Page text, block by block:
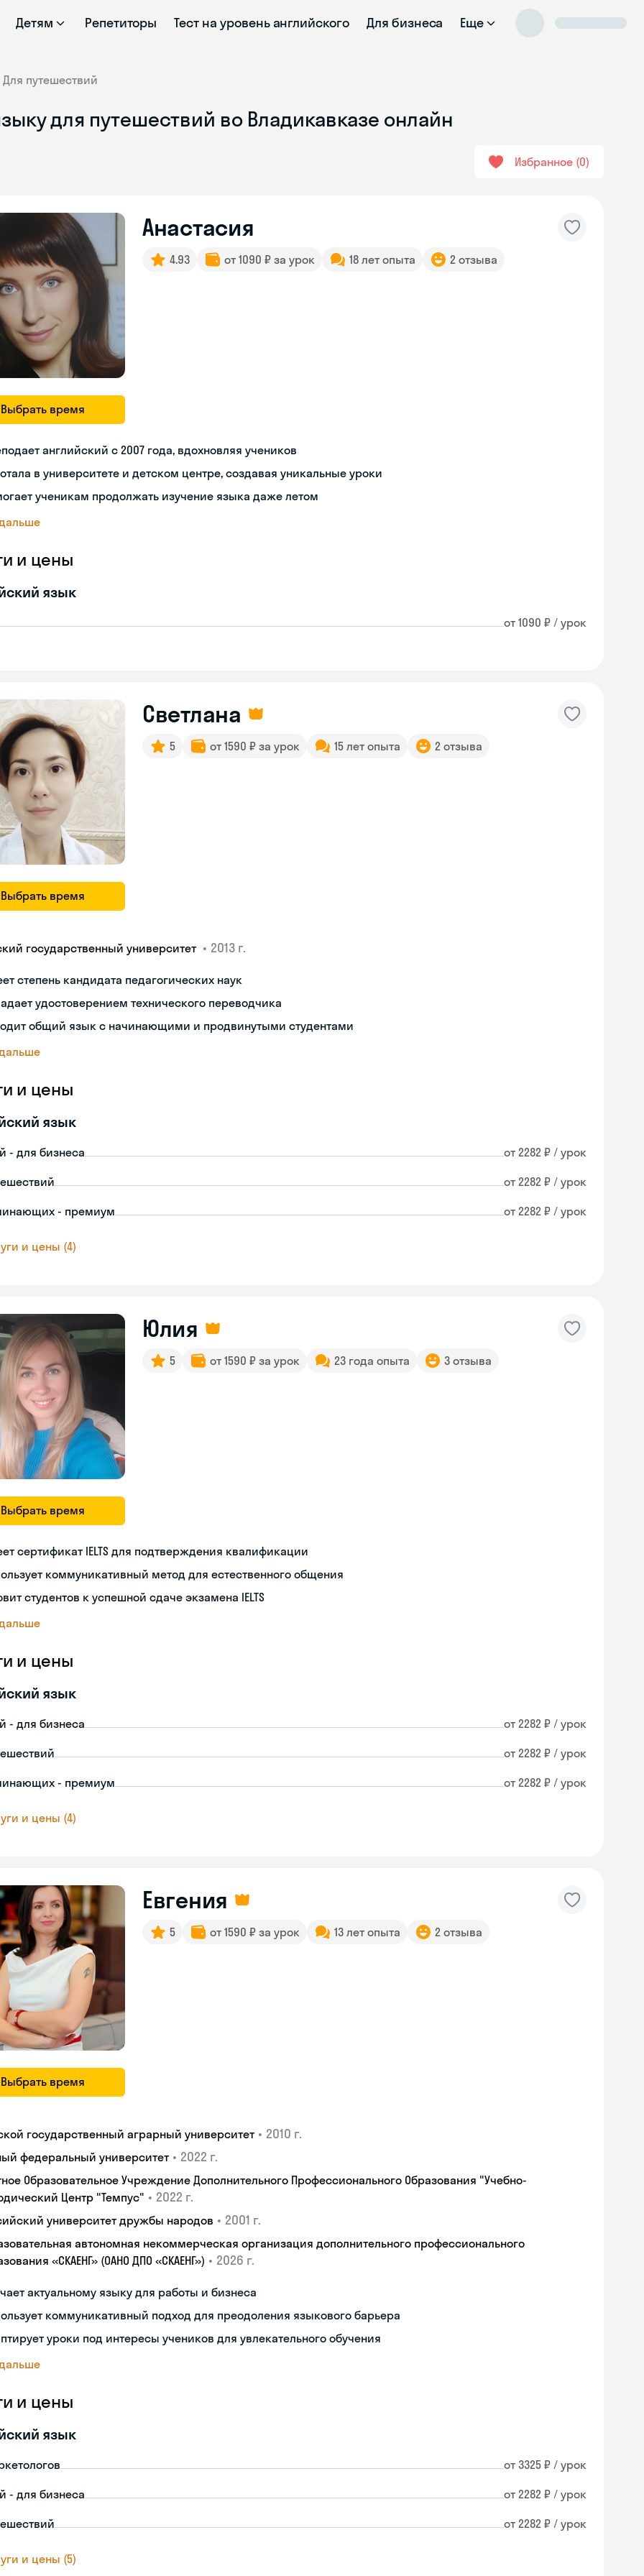
Детям Репетиторы Тест на уровень английского Для бизнеса Еще
Для путешествий
для путешествий во Владикавказе онлайн
Избранное 0
Выбрать время
Анастасия
4.93 от 1090 ₽ за урок 18 лет опыта 2 отзыва
английский с 2007 года, вдохновляя учеников
в университете и детском центре, создавая уникальные уроки
ученикам продолжать изучение языка даже летом
и цены
язык
от 1090 ₽ / урок
Выбрать время
Светлана
5 от 1590 ₽ за урок 15 лет опыта 2 отзыва
государственный университет • 2013 г.
степень кандидата педагогических наук
удостоверением технического переводчика
общий язык с начинающими и продвинутыми студентами
и цены
язык
- для бизнеса от 2282 ₽ / урок
от 2282 ₽ / урок
- премиум от 2282 ₽ / урок
и цены (4)
Выбрать время
Юлия
5 от 1590 ₽ за урок 23 года опыта 3 отзыва
сертификат IELTS для подтверждения квалификации
коммуникативный метод для естественного общения
студентов к успешной сдаче экзамена IELTS
и цены
язык
- для бизнеса от 2282 ₽ / урок
от 2282 ₽ / урок
- премиум от 2282 ₽ / урок
и цены (4)
Выбрать время
Евгения
5 от 1590 ₽ за урок 13 лет опыта 2 отзыва
государственный аграрный университет • 2010 г.
федеральный университет • 2022 г.
Образовательное Учреждение Дополнительного Профессионального Образования "Учебно-
Центр "Темпус" • 2022 г.
университет дружбы народов • 2001 г.
автономная некоммерческая организация дополнительного профессионального
«СКАЕНГ» (ОАНО ДПО «СКАЕНГ») • 2026 г.
актуальному языку для работы и бизнеса
коммуникативный подход для преодоления языкового барьера
уроки под интересы учеников для увлекательного обучения
и цены
язык
от 3325 ₽ / урок
- для бизнеса от 2282 ₽ / урок
от 2282 ₽ / урок
и цены (5)